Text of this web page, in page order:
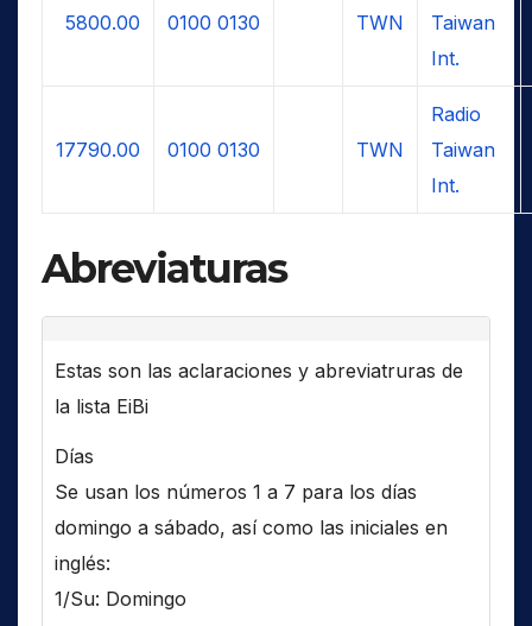
5800.00 0100 0130 TWN
Taiwan
Int.
17790.00 0100 0130 TWN
Radio
Taiwan
Int.
Abreviaturas
Estas son las aclaraciones y abreviatruras de
la lista EiBi
Días
Se usan los números 1 a 7 para los días
domingo a sábado, así como las iniciales en
inglés:
1/Su: Domingo